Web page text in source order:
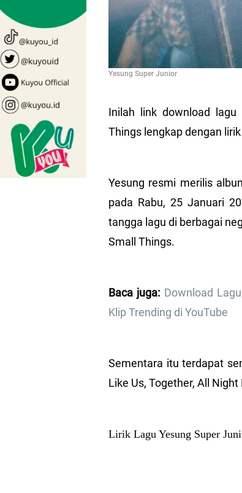
Yesung Super Junior
Inilah link download lagu
Things lengkap dengan
Yesung resmi merilis
pada Rabu, 25 Januari
tangga lagu di berbagai
Small Things.
Baca juga: Download
Klip Trending di YouTube
Sementara itu terdapat
Like Us, Together, All
Lirik Lagu Yesung Super